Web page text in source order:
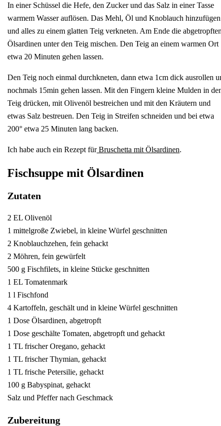
In einer Schüssel die Hefe, den Zucker und das Salz in einer Tasse
warmem Wasser auflösen. Das Mehl, Öl und Knoblauch hinzufügen
und alles zu einem glatten Teig verkneten. Am Ende die
Ölsardinen unter den Teig mischen. Den Teig an einem warmen Ort
etwa 20 Minuten gehen lassen.
Den Teig noch einmal durchkneten, dann etwa 1cm dick ausrollen
nochmals 15min gehen lassen. Mit den Fingern kleine Mulden in
Teig drücken, mit Olivenöl bestreichen und mit den Kräutern und
etwas Salz bestreuen. Den Teig in Streifen schneiden und bei etwa
200° etwa 25 Minuten lang backen.
Ich habe auch ein Rezept fürBruschetta mit Ölsardinen.
Fischsuppe mit Ölsardinen
Zutaten
2 EL Olivenöl
1 mittelgroße Zwiebel, in kleine Würfel geschnitten
2 Knoblauchzehen, fein gehackt
2 Möhren, fein gewürfelt
500 g Fischfilets, in kleine Stücke geschnitten
1 EL Tomatenmark
1 l Fischfond
4 Kartoffeln, geschält und in kleine Würfel geschnitten
1 Dose Ölsardinen, abgetropft
1 Dose geschälte Tomaten, abgetropft und gehackt
1 TL frischer Oregano, gehackt
1 TL frischer Thymian, gehackt
1 TL frische Petersilie, gehackt
100 g Babyspinat, gehackt
Salz und Pfeffer nach Geschmack
Zubereitung